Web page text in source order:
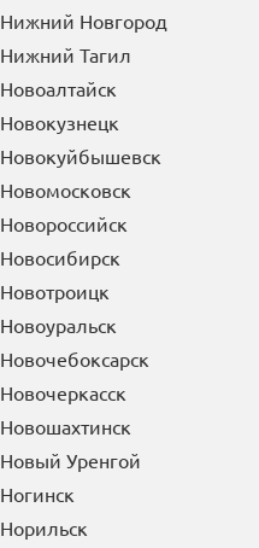
Нижний Новгород
Нижний Тагил
Новоалтайск
Новокузнецк
Новокуйбышевск
Новомосковск
Новороссийск
Новосибирск
Новотроицк
Новоуральск
Новочебоксарск
Новочеркасск
Новошахтинск
Новый Уренгой
Ногинск
Норильск